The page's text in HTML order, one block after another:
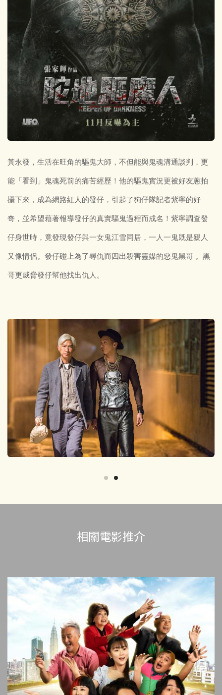
黃永發，生活在旺角的驅鬼大師，不但能與鬼魂溝通談判，更
能「看到」鬼魂死前的痛苦經歷！他的驅鬼實況更被好友蔥拍
攝下來，成為網路紅人的發仔，引起了狗仔隊記者紫寧的好
奇，並希望藉著報導發仔的真實驅鬼過程而成名！紫寧調查發
仔身世時，竟發現發仔與一女鬼江雪同居，一人一鬼既是親人
又像情侶。發仔碰上為了尋仇而四出殺害靈媒的惡鬼黑哥 。黑
哥更威脅發仔幫他找出仇人。
相關電影推介